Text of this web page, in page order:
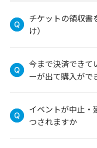
チケットの領収書
け）
今まで決済できて
ーが出て購入がで
イベントが中止・
つされますか